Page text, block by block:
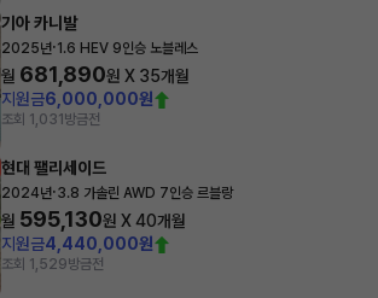
기아 카니발
2025년·1.6 HEV 9인승 노블레스
월 681,890원 X 35개월
지원금6,000,000원
조회 1,031 방금전
현대 팰리세이드
2024년·3.8 가솔린 AWD 7인승 르블랑
월 595,130원 X40개월
지원금4,440,000원
조회 1,529방금전